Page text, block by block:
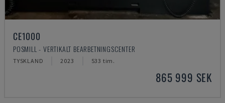
CE1000
POSMILL - VERTIKALT BEARBETNINGSCENTER
TYSKLAND 2023 533 tim.
865 999 SEK